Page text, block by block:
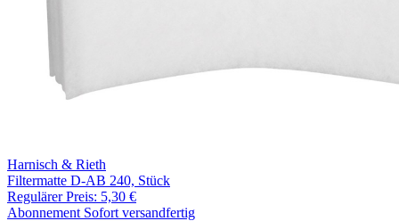
Harnisch & Rieth
Filtermatte D-AB 240, Stück
Regulärer Preis: 5,30 €
Abonnement Sofort versandfertig